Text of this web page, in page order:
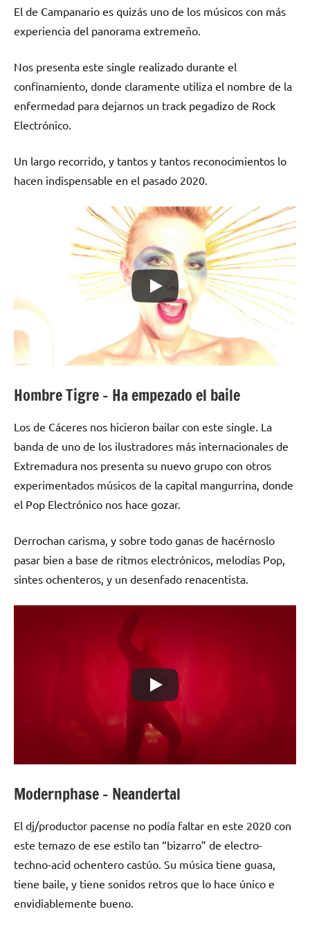
El de Campanario es quizás uno de los músicos con más
experiencia del panorama extremeño.
Nos presenta este single realizado durante el
confinamiento, donde claramente utiliza el nombre de la
enfermedad para dejarnos un track pegadizo de Rock
Electrónico.
Un largo recorrido, y tantos y tantos reconocimientos lo
hacen indispensable en el pasado 2020.
Hombre Tigre – Ha empezado el baile
Los de Cáceres nos hicieron bailar con este single. La
banda de uno de los ilustradores más internacionales de
Extremadura nos presenta su nuevo grupo con otros
experimentados músicos de la capital mangurrina, donde
el Pop Electrónico nos hace gozar.
Derrochan carisma, y sobre todo ganas de hacérnoslo
pasar bien a base de ritmos electrónicos, melodías Pop,
sintes ochenteros, y un desenfado renacentista.
Modernphase – Neandertal
El dj/productor pacense no podía faltar en este 2020 con
este temazo de ese estilo tan “bizarro” de electro-
techno-acid ochentero castúo. Su música tiene guasa,
tiene baile, y tiene sonidos retros que lo hace único e
envidiablemente bueno.